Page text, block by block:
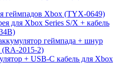
геймпадов Xbox (TYX-0649)
для Xbox Series S/X + кабель
геймпада + шнур
(RA-2015-2)
+ USB-C кабель для Xbox